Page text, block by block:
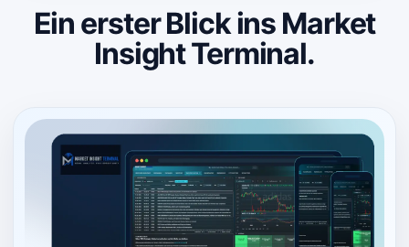
Ein erster Blick ins Market
Insight Terminal.